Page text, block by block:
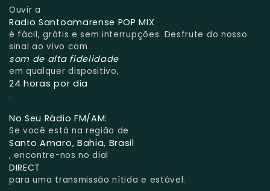
Ouvir a
Radio Santoamarense POP MIX
é fácil, grátis e sem interrupções. Desfrute do nosso
sinal ao vivo com
som de alta fidelidade
em qualquer dispositivo,
24 horas por dia
.
No Seu Rádio FM/AM:
Se você está na região de
Santo Amaro, Bahia, Brasil
, encontre-nos no dial
DIRECT
para uma transmissão nítida e estável.